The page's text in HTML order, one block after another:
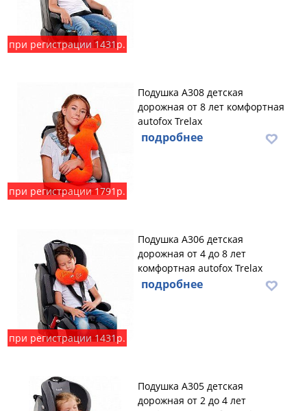
при регистрации 1431р.
при регистрации 1791р.
Подушка А308 детская
дорожная от 8 лет комфортная
autofox Trelax
подробнее
при регистрации 1431р.
Подушка А306 детская
дорожная от 4 до 8 лет
комфортная autofox Trelax
подробнее
Подушка А305 детская
дорожная от 2 до 4 лет